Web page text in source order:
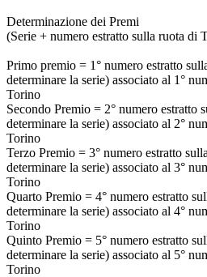
Determinazione dei Premi
(Serie + numero estratto sulla ruota di
Primo premio = 1° numero estratto
determinare la serie) associato al 1°
Torino
Secondo Premio = 2° numero estratto
determinare la serie) associato al 2°
Torino
Terzo Premio = 3° numero estratto
determinare la serie) associato al 3°
Torino
Quarto Premio = 4° numero estratto
determinare la serie) associato al 4°
Torino
Quinto Premio = 5° numero estratto
determinare la serie) associato al 5°
Torino